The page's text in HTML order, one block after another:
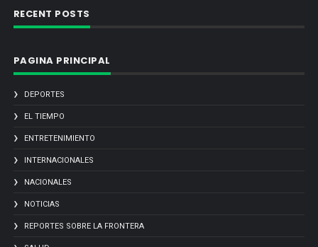
RECENT POSTS
PAGINA PRINCIPAL
DEPORTES
EL TIEMPO
ENTRETENIMIENTO
INTERNACIONALES
NACIONALES
NOTICIAS
REPORTES SOBRE LA FRONTERA